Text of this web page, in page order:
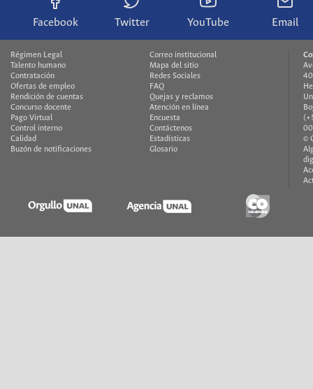
Facebook Twitter YouTube Email
Régimen Legal
Talento humano
Contratación
Ofertas de empleo
Rendición de cuentas
Concurso docente
Pago Virtual
Control interno
Calidad
Buzón de notificaciones
Correo institucional
Mapa del sitio
Redes Sociales
FAQ
Quejas y reclamos
Atención en línea
Encuesta
Contáctenos
Estadísticas
Glosario
©